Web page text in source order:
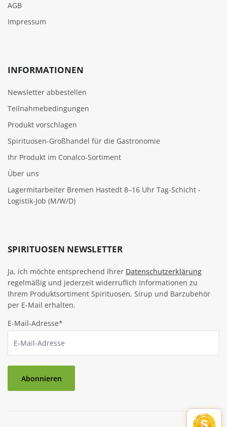
AGB
Impressum
INFORMATIONEN
Newsletter abbestellen
Teilnahmebedingungen
Produkt vorschlagen
Spirituosen-Großhandel für die Gastronomie
Ihr Produkt im Conalco-Sortiment
Über uns
Lagermitarbeiter Bremen Hastedt 8–16 Uhr Tag-Schicht -
Logistik-Job (M/W/D)
SPIRITUOSEN NEWSLETTER
Ja, ich möchte entsprechend Ihrer Datenschutzerklärung
regelmäßig und jederzeit widerruflich Informationen zu
Ihrem Produktsortiment Spirituosen, Sirup und Barzubehör
per E-Mail erhalten.
E-Mail-Adresse*
Abonnieren